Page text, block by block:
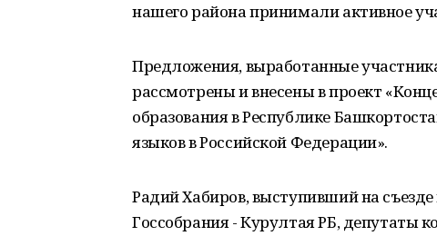
нашего района принимали активное
Предложения, выработанные
рассмотрены и внесены в проект
образования в Республике
языков в Российской Федерации».
Радий Хабиров, выступивший на
Госсобрания - Курултая РБ, депутаты